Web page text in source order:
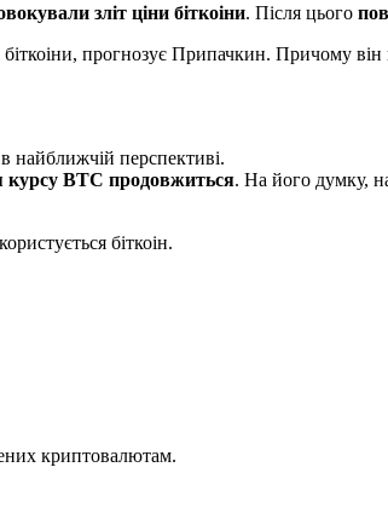
зліт ціни біткоіни. Після цього
прогнозує Припачкин. Причому
найближчій перспективі.
курсу BTC продовжиться. На його думку,
біткоін.
криптовалютам.